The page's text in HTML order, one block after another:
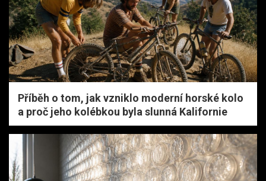
Příběh o tom, jak vzniklo moderní horské kolo
a proč jeho kolébkou byla slunná Kalifornie